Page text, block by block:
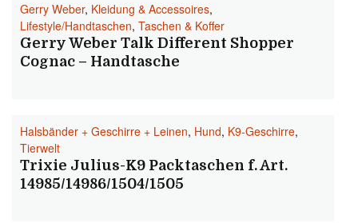
Gerry Weber, Kleidung & Accessoires,
Lifestyle/Handtaschen, Taschen & Koffer
Gerry Weber Talk Different Shopper
Cognac – Handtasche
Halsbänder + Geschirre + Leinen, Hund, K9-Geschirre,
Tierwelt
Trixie Julius-K9 Packtaschen f. Art.
14985/14986/1504/1505